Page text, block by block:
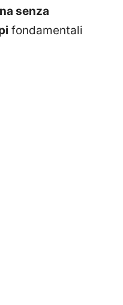
senza
fondamentali